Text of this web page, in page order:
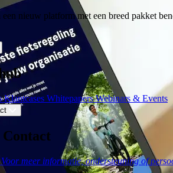
nieuw platform met een breed pakket
Klantcases WhitepapersWebinars & Events
Voor meer informatie, ondersteuning of